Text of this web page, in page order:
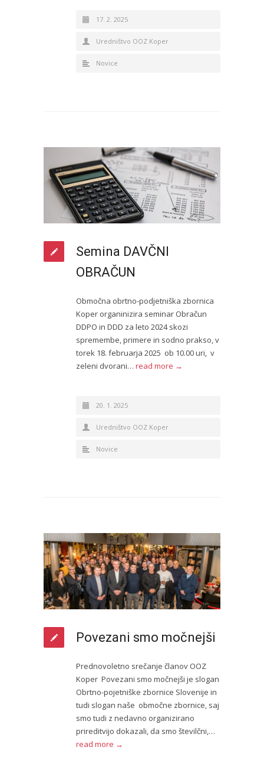
17. 2. 2025
Uredništvo OOZ Koper
Novice
Semina DAVČNI
OBRAČUN
Območna obrtno-podjetniška zbornica
Koper organinizira seminar Obračun
DDPO in DDD za leto 2024 skozi
spremembe, primere in sodno prakso, v
torek 18. februarja 2025 ob 10.00 uri, v
zeleni dvorani… read more →
20. 1. 2025
Uredništvo OOZ Koper
Novice
Povezani smo močnejši
Prednovoletno srečanje članov OOZ
Koper Povezani smo močnejši je slogan
Obrtno-pojetniške zbornice Slovenije in
tudi slogan naše območne zbornice, saj
smo tudi z nedavno organizirano
prireditvijo dokazali, da smo številčni,…
read more →